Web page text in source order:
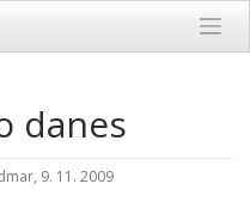
danes
9. 11. 2009